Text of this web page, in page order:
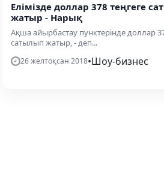
Елімізде доллар 378 теңгеге
жатыр - Нарық
Ақша айырбастау пунктерінде доллар
сатылып жатыр, - деп...
26 желтоқсан 2018•Шоу-бизнес